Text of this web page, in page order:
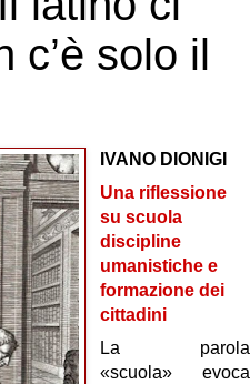
c’è solo il
IVANO DIONIGI
Una riflessione
su scuola
discipline
umanistiche e
formazione dei
cittadini
La parola
«scuola» evoca